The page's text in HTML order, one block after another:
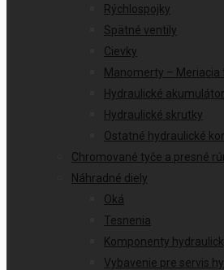
Rýchlospojky
Spätné ventily
Cievky
Manomerty – Meriacia
Hydraulické
Hydraulické skrutky
Ostatné hydraulické
Chromované tyče a presné
Náhradné diely
Oká
Tesnenia
Komponenty
Vybavenie pre servis